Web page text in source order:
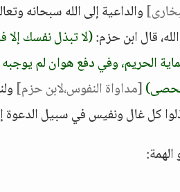
والداعية إلى الله سبحانه
قال ابن حزم:(لا تبذل نفسك إلا
الحريم، وفي دفع هوان لم
[مداواة النفوس،لابن حزم]
كل غال ونفيس في سبيل الدعوة